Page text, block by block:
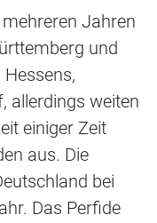
Jahren
und
allerdings weiten
einiger Zeit
aus. Die
bei
Das Perfide